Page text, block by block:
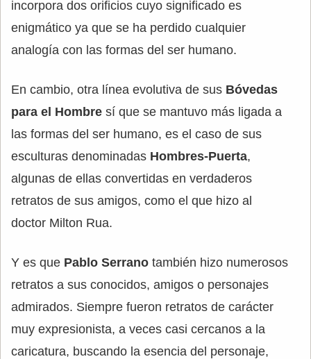
incorpora dos orificios cuyo significado es
enigmático ya que se ha perdido cualquier
analogía con las formas del ser humano.
En cambio, otra línea evolutiva de sus Bóvedas
para el Hombre sí que se mantuvo más ligada a
las formas del ser humano, es el caso de sus
esculturas denominadas Hombres-Puerta,
algunas de ellas convertidas en verdaderos
retratos de sus amigos, como el que hizo al
doctor Milton Rua.
Y es que Pablo Serrano también hizo numerosos
retratos a sus conocidos, amigos o personajes
admirados. Siempre fueron retratos de carácter
muy expresionista, a veces casi cercanos a la
caricatura, buscando la esencia del personaje,